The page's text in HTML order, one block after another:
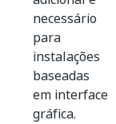
necessário
para
instalações
baseadas
em interface
gráfica.